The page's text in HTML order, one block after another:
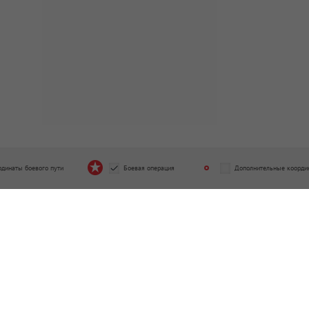
боевого пути Боевая операция Дополнительные